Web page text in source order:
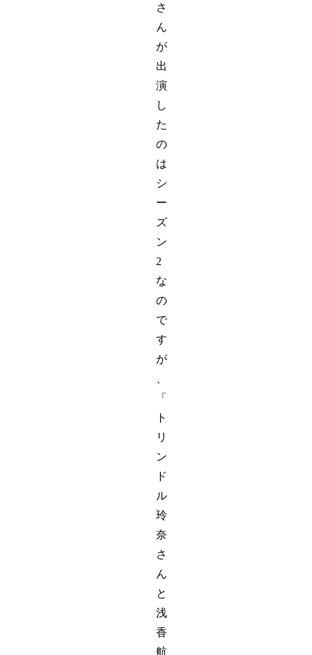
さ
ん
が
出
演
し
た
の
は
シ
ー
ズ
ン
2
な
の
で
す
が
「
ト
リ
ン
ド
ル
玲
奈
さ
ん
と
浅
香
航